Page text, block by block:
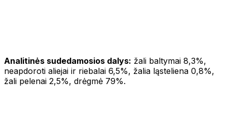
Analitinės sudedamosios dalys: žali baltymai 8,3%,
neapdoroti aliejai ir riebalai 6,5%, žalia ląsteliena 0,8%,
žali pelenai 2,5%, drėgmė 79%.